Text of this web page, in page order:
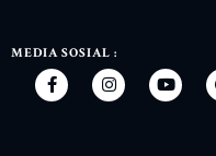
MEDIA SOSIAL :